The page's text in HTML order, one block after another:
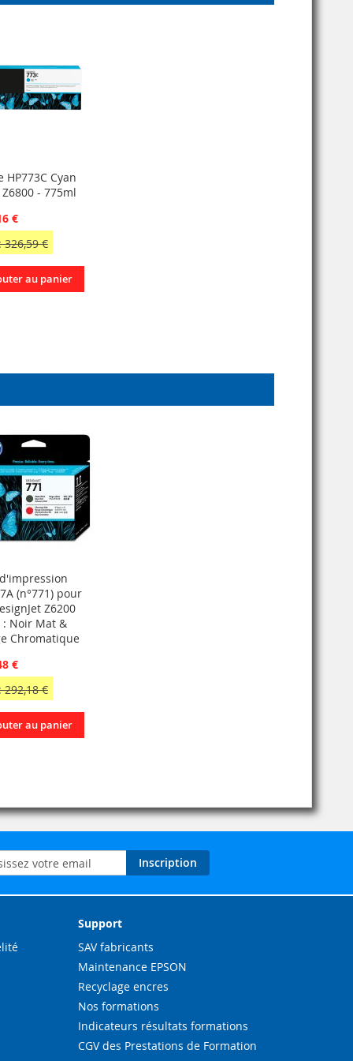
HP773C Cyan
- 775ml
€
326,59 €
au panier
(n°771) pour
Z6200
: Noir Mat &
Chromatique
€
292,18 €
au panier
Inscription
Support
SAV fabricants
Maintenance EPSON
Recyclage encres
Nos formations
Indicateurs résultats formations
CGV des Prestations de Formation